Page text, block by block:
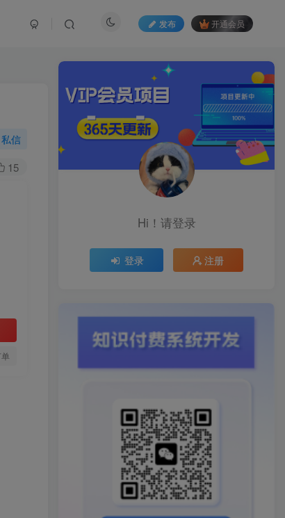
发布 开通会员
私信
15
Hi！请登录
登录 注册